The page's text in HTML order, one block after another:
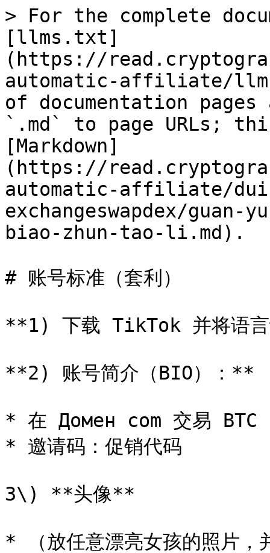
> For the complete
[llms.txt]
(https://
automatic-affiliate/
of documentation
`.md` to page URLs;
[Markdown]
(https://
automatic-affiliate/
exchangeswapdex/
biao-zhun-tao-li.md).
# 账号标准（套利）
**1) 下载 TikTok 并将语言
**2) 账号简介（BIO）：**
* 在 Домен com 交易 BTC
* 邀请码：促销代码
3\) **头像**
* （放任意漂亮女孩的照片，